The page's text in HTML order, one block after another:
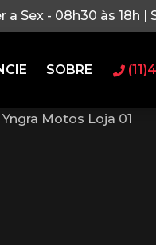
a Sex - 08h30 às 18h |
SOBRE
Motos Loja 01